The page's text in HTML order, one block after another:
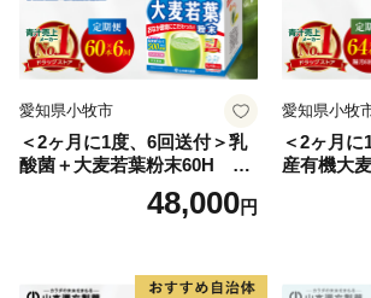
■寄附金受領証明書
します。
ワンストップ特例申請書は、寄附金受
寄附翌年1/10必着でご返送ください。
愛知県小牧市
＜2ヶ月に1度、6回送付＞乳
酸菌＋大麦若葉粉末60H 山
48,000円
愛知県小牧
＜2ヶ月に
産有機大
菜 山本